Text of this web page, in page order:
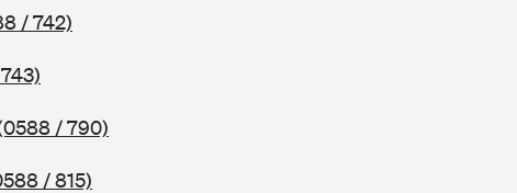
/ 742)
/ 790)
/ 815)